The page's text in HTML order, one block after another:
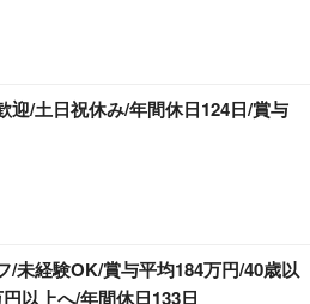
迎/土日祝休み/年間休日124日/賞与
/未経験OK/賞与平均184万円/40歳以
以上へ/年間休日133日